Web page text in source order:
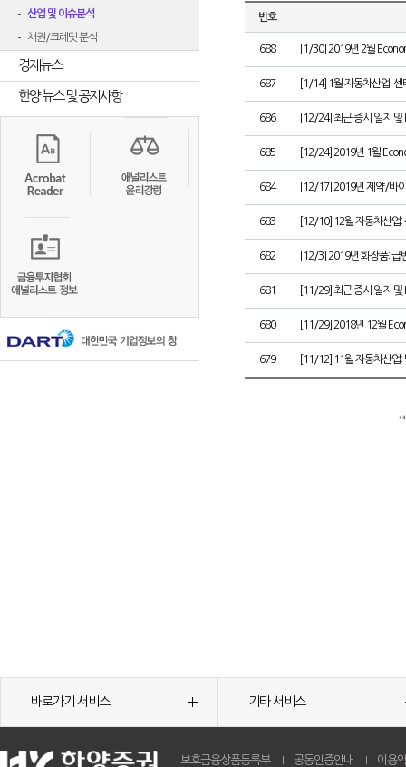
산업 및 이슈분석
채권/크레딧 분석
경제뉴스
한양 뉴스 및 공지사항
번호
688 [1/30] 2019년 2월
687 [1/14] 1월 자동차산업:
686 [12/24] 최근 증시 일지 및
685 [12/24] 2019년 1월
684 [12/17] 2019년 제약/바
683 [12/10] 12월 자동차산업:
682 [12/3] 2019년 화장품: 급
681 [11/29] 최근 증시 일지 및
680 [11/29] 2018년 12월
679 [11/12] 11월 자동차산업
바로가기 서비스 기타 서비스
보호금융상품등록부 공동인증안내 이용